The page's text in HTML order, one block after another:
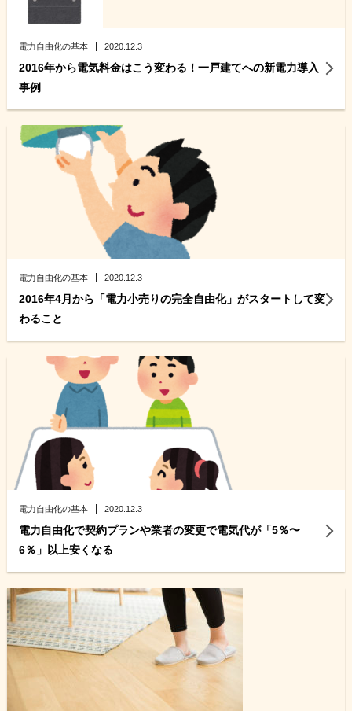
電力自由化の基本 2020.12.3
2016年から電気料金はこう変わる！一戸建てへの新電力導入
事例
電力自由化の基本 2020.12.3
2016年4月から「電力小売りの完全自由化」がスタートして変
わること
電力自由化の基本 2020.12.3
電力自由化で契約プランや業者の変更で電気代が「5％〜
6％」以上安くなる